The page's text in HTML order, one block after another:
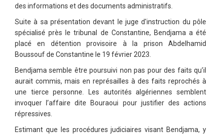
des informations et des documents administratifs.
Suite à sa présentation devant le juge d'instruction du pôle
spécialisé près le tribunal de Constantine, Bendjama a été
placé en détention provisoire à la prison Abdelhamid
Boussouf de Constantine le 19 février 2023.
Bendjama semble être poursuivi non pas pour des faits qu’il
aurait commis, mais en représailles à des faits reprochés à
une tierce personne. Les autorités algériennes semblent
invoquer l’affaire dite Bouraoui pour justifier des actions
répressives.
Estimant que les procédures judiciaires visant Bendjama, y